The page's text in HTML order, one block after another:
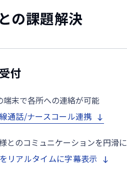
の課題解決
受付
端末で各所への連絡が可能
通話/ナースコール連携
とのコミュニケーションを円滑に
リアルタイムに字幕表示